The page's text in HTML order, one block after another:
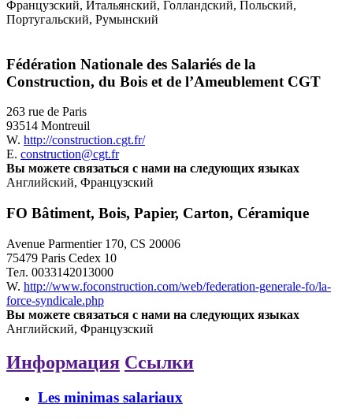
Французский, Итальянский, Голландский, Польский,
Португальский, Румынский
Fédération Nationale des Salariés de la
Construction, du Bois et de l’Ameublement CGT
263 rue de Paris
93514 Montreuil
W. http://construction.cgt.fr/
E. construction@cgt.fr
Вы можете связаться с нами на следующих языках
Английский, Французский
FO Bâtiment, Bois, Papier, Carton, Céramique
Avenue Parmentier 170, CS 20006
75479 Paris Cedex 10
Тел. 0033142013000
W. http://www.foconstruction.com/web/federation-generale-fo/la-
force-syndicale.php
Вы можете связаться с нами на следующих языках
Английский, Французский
Информация Ссылки
Les minimas salariaux